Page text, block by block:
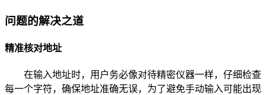
问题的解决之道
精准核对地址
在输入地址时，用户务必像对待精密仪器一样，仔细检查
每一个字符，确保地址准确无误，为了避免手动输入可能出现